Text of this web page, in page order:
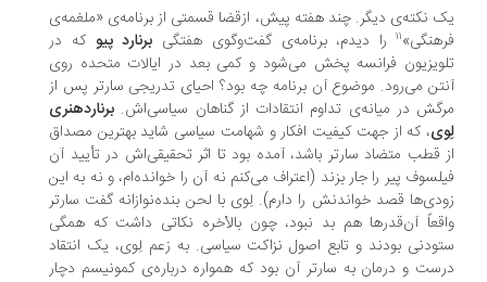
نکته‌ی دیگر. چند هفته پیش، ازقضا قسمتی از برنامه‌ی «ملغمه‌ی
۱۱ را دیدم، برنامه‌ی گفت‌وگوی هفتگیبرنارد پیوکه در
فرانسه پخش می‌شود و کمی بعد در ایالات متحده روی
می‌رود. موضوع آن برنامه چه بود؟ احیای تدریجی سارتر پس از
در میانه‌ی تداوم انتقادات از گناهان سیاسی‌اش.برناردهنری
، که از جهت کیفیت افکار و شهامت سیاسی شاید بهترین مصداق
قطب متضاد سارتر باشد، آمده بود تا اثر تحقیقی‌اش در تأیید آن
پیر را جار بزند (اعتراف می‌کنم نه آن را خوانده‌ام، و نه به این
قصد خواندنش را دارم). لِوی با لحن بنده‌نوازانه گفت سارتر
آن‌قدرها هم بد نبود، چون بالأخره نکاتی داشت که همگی
بودند و تابع اصول نزاکت سیاسی. به زعم لِوی، یک انتقاد
و درمان به سارتر آن بود که همواره درباره‌ی کمونیسم دچار